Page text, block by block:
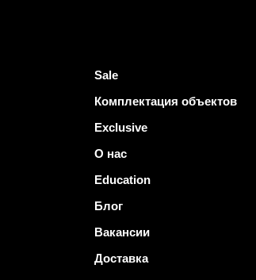
Sale
Комплектация объектов
Exclusive
О нас
Education
Блог
Вакансии
Доставка